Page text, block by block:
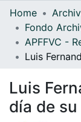
Home
Luis
día de